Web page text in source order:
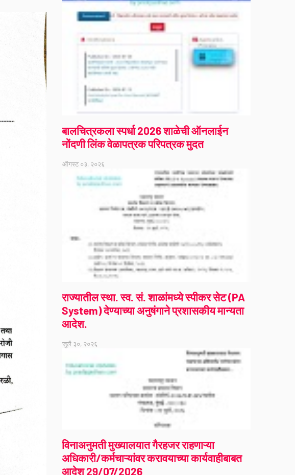
बालचित्रकला स्पर्धा 2026 शाळेची ऑनलाईन
नोंदणी लिंक वेळापत्रक परिपत्रक मुदत
ऑगस्ट ०३, २०२६
राज्यातील स्था. स्व. सं. शाळांमध्ये स्पीकर सेट (PA
System) देण्याच्या अनुषंगाने प्रशासकीय मान्यता
आदेश.
जुलै ३०, २०२६
विनाअनुमती मुख्यालयात गैरहजर राहणाऱ्या
अधिकारी/कर्मचाऱ्यांवर करावयाच्या कार्यवाहीबाबत
आदेश 29/07/2026